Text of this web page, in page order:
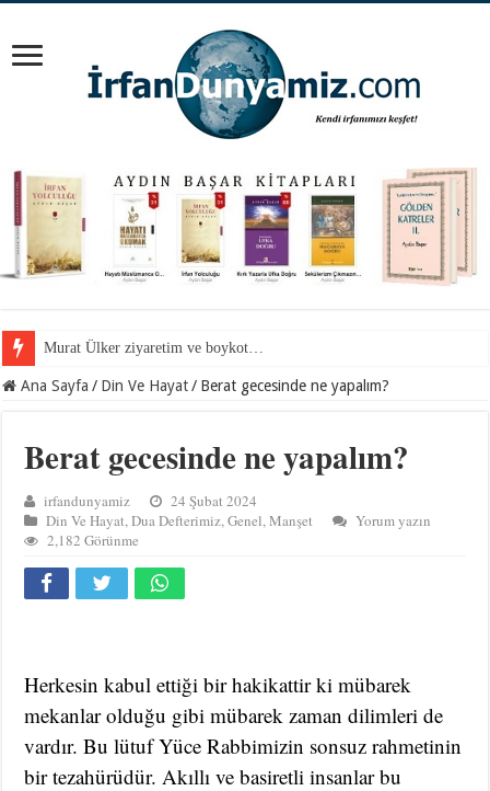
Mevlana Hazretlerini nerede arayalım?
Ana Sayfa / Din Ve Hayat / Berat gecesinde ne yapalım?
Berat gecesinde ne yapalım?
irfandunyamiz
24 Şubat 2024
Din Ve Hayat,Dua Defterimiz,Genel,Manşet
Yorum yazın
2,182 Görünme
Herkesin kabul ettiği bir hakikattir ki mübarek
mekanlar olduğu gibi mübarek zaman dilimleri de
vardır. Bu lütuf Yüce Rabbimizin sonsuz rahmetinin
bir tezahürüdür. Akıllı ve basiretli insanlar bu